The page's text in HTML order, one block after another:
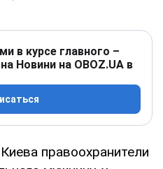
в курсе главного –
Новини на OBOZ.UA в
правоохранители